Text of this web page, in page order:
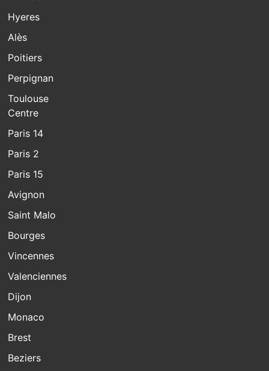
Hyeres
Alès
Poitiers
Perpignan
Toulouse
Centre
Paris 14
Paris 2
Paris 15
Avignon
Saint Malo
Bourges
Vincennes
Valenciennes
Dijon
Monaco
Brest
Beziers